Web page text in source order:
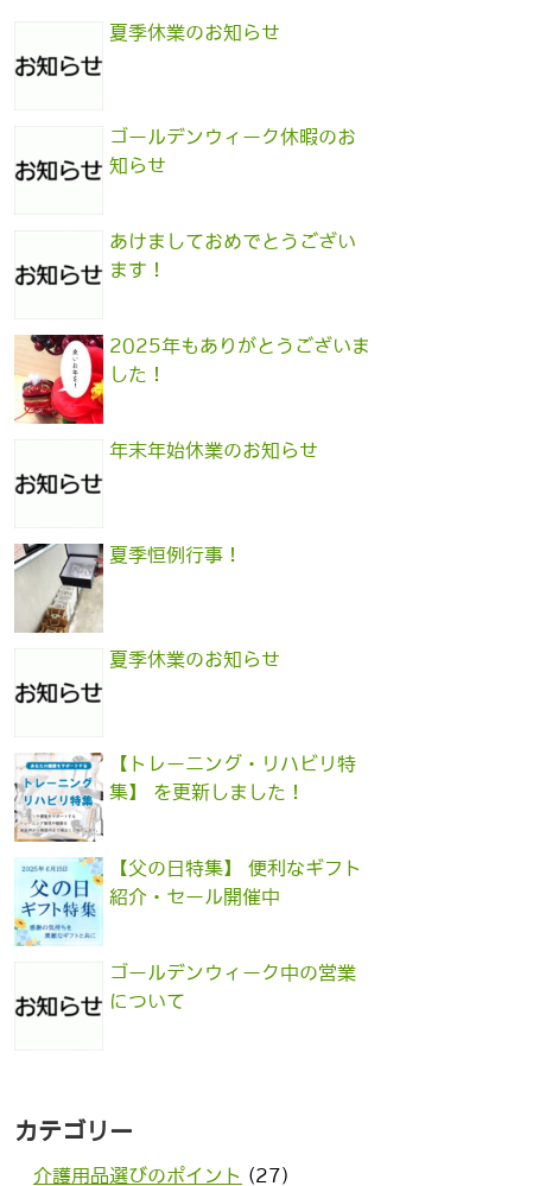
夏季休業のお知らせ
ゴールデンウィーク休暇のお
知らせ
あけましておめでとうござい
ます！
2025年もありがとうございま
した！
年末年始休業のお知らせ
夏季恒例行事！
夏季休業のお知らせ
【トレーニング・リハビリ特
集】 を更新しました！
【父の日特集】 便利なギフト
紹介・セール開催中
ゴールデンウィーク中の営業
について
カテゴリー
介護用品選びのポイント (27)